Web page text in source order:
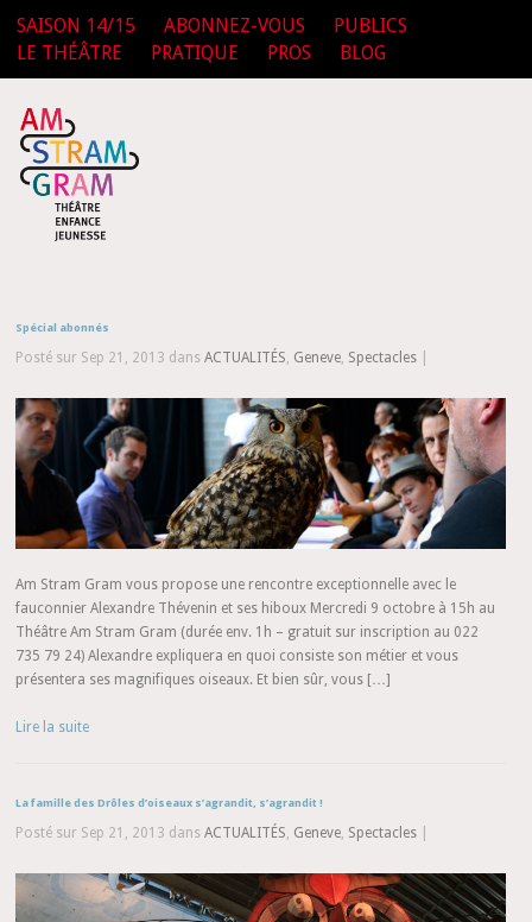
SAISON 14/15 ABONNEZ-VOUS
PUBLICS
LE THÉÂTRE
PRATIQUE PROS BLOG
Spécial abonnés
Posté sur Sep 21, 2013 dansACTUALITÉS, Geneve, Spectacles
Am Stram Gram vous propose une rencontre exceptionnelle avec le
fauconnier Alexandre Thévenin et ses hiboux Mercredi 9 octobre à 15h au
Théâtre Am Stram Gram (durée env. 1h – gratuit sur inscription au 022
735 79 24) Alexandre expliquera en quoi consiste son métier et vous
présentera ses magnifiques oiseaux. Et bien sûr, vous […]
Lire la suite
La famille des Drôles d’oiseaux s’agrandit, s’agrandit !
Posté sur Sep 21, 2013 dansACTUALITÉS, Geneve, Spectacles